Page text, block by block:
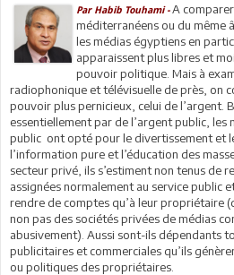
Par Habib Touhami -A comparer
méditerranéens ou du même
les médias égyptiens en
apparaissent plus libres et
pouvoir politique. Mais à
radiophonique et télévisuelle de près, on
pouvoir plus pernicieux, celui de l’argent.
essentiellement par de l’argent public, les
public ont opté pour le divertissement et
l’information pure et l’éducation des
secteur privé, ils s’estiment non tenus de
assignées normalement au service public
rendre de comptes qu’à leur propriétaire
non pas des sociétés privées de médias
abusivement). Aussi sont-ils dépendants
publicitaires et commerciales qu’ils
ou politiques des propriétaires.